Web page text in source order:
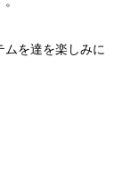
を達を楽しみに